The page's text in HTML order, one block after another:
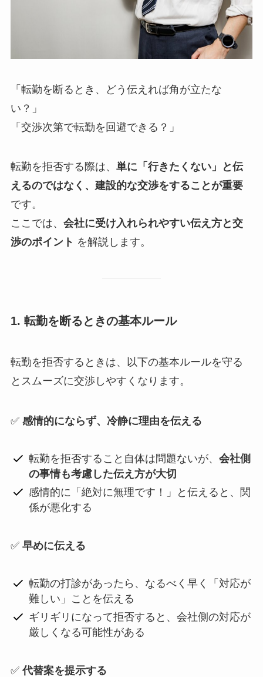
「転勤を断るとき、どう伝えれば角が立たな
い？」
「交渉次第で転勤を回避できる？」
転勤を拒否する際は、 単に「行きたくない」と伝
えるのではなく、建設的な交渉をすることが重要
です。
ここでは、 会社に受け入れられやすい伝え方と交
渉のポイント を解説します。
1. 転勤を断るときの基本ルール
転勤を拒否するときは、以下の基本ルールを守る
とスムーズに交渉しやすくなります。
✅ 感情的にならず、冷静に理由を伝える
転勤を拒否すること自体は問題ないが、会社側
の事情も考慮した伝え方が大切
感情的に「絶対に無理です！」と伝えると、関
係が悪化する
✅ 早めに伝える
転勤の打診があったら、なるべく早く「対応が
難しい」ことを伝える
ギリギリになって拒否すると、会社側の対応が
厳しくなる可能性がある
✅ 代替案を提示する